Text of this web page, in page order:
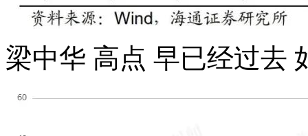
梁中华 高点 早已经过去